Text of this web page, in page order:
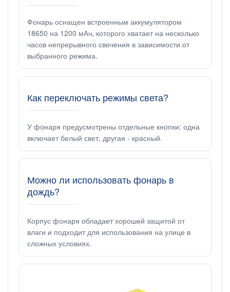
Фонарь оснащен встроенным аккумулятором
18650 на 1200 мАч, которого хватает на несколько
часов непрерывного свечения в зависимости от
выбранного режима.
Как переключать режимы света?
У фонаря предусмотрены отдельные кнопки: одна
включает белый свет, другая - красный.
Можно ли использовать фонарь в
дождь?
Корпус фонаря обладает хорошей защитой от
влаги и подходит для использования на улице в
сложных условиях.